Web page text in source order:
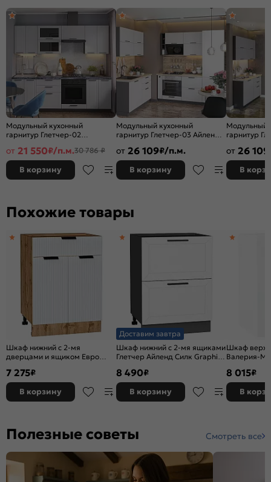
Модульный кухонный
гарнитур Глетчер-02
2140x2400x600
от 21 550₽/п.м.30 786 ₽
В корзину
Модульный кухонный
гарнитур Глетчер-03 Айленд
2140x1200/2000x600
от 26 109₽/п.м.
В корзину
Модульный
гарнитур
2140x1200/
от 26 109
В
Похожие товары
Шкаф нижний с 2-мя
дверцами и ящиком Евро
816*600*478
7 275₽
В корзину
Доставим завтра
Шкаф нижний с 2-мя ящиками
Глетчер Айленд Силк Graphite
8 490₽
В корзину
Шкаф
Валерия-М
8 015₽
В
Полезные советы Смотреть все